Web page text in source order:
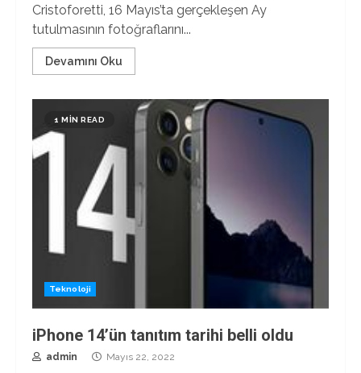
Cristoforetti, 16 Mayıs’ta gerçekleşen Ay
tutulmasının fotoğraflarını...
Devamını Oku
1 MIN READ
Teknoloji
iPhone 14’ün tanıtım tarihi belli oldu
admin Mayıs 22, 2022